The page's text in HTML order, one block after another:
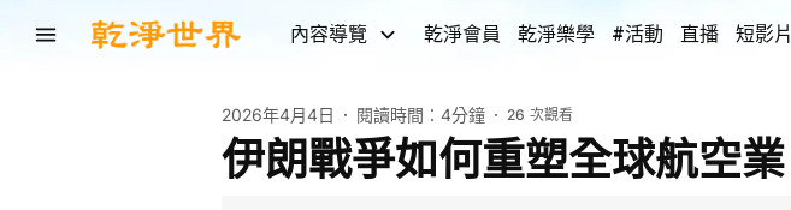
內容導覽 乾淨會員 乾淨樂學 #活動 直播 短影片
2026年4月4日 閱讀時間： 4分鐘 26 次觀看
伊朗戰爭如何重塑全球航空業